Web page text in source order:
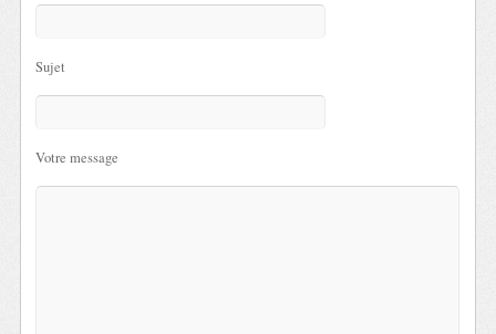
Sujet
Votre message